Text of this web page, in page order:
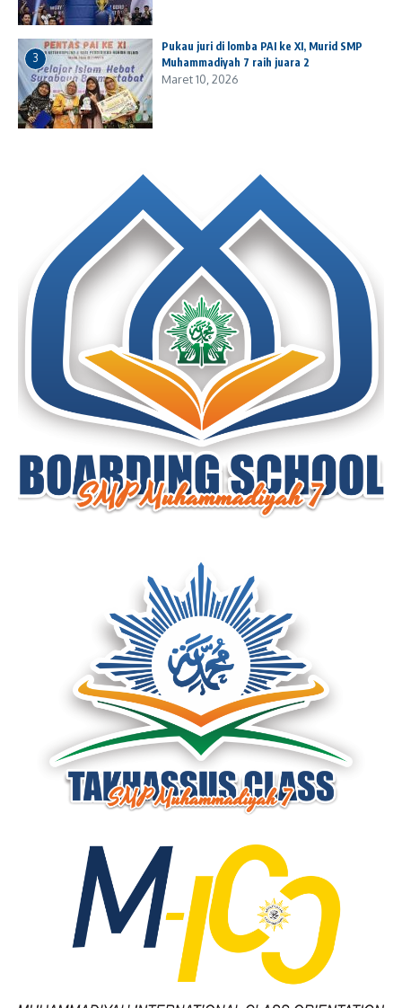
3
Pukau juri di lomba PAI ke XI, Murid SMP
Muhammadiyah 7 raih juara 2
Maret 10, 2026